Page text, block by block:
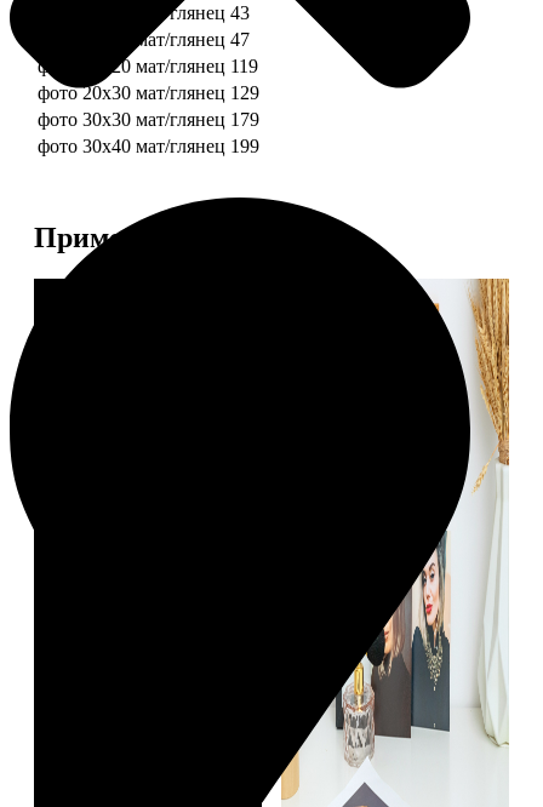
фото 15х15 мат/глянец 43
фото 15х20 мат/глянец 47
фото 20х20 мат/глянец 119
фото 20х30 мат/глянец 129
фото 30х30 мат/глянец 179
фото 30х40 мат/глянец 199
Примеры работ